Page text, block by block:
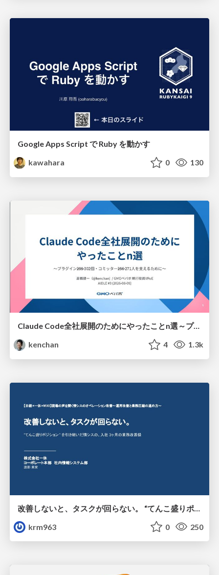
Google Apps Script で Ruby を動かす
kawahara
0 130
Claude Code全社展開のためにやったことn選～プラグイン302個・コミッター271人を支えるために～
kenchan
4 1.3k
krm963
0 250